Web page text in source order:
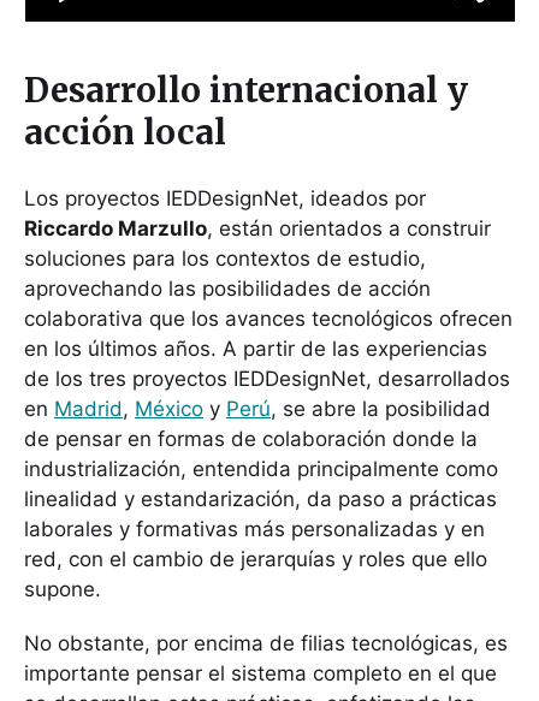
Desarrollo internacional y
acción local
Los proyectos IEDDesignNet, ideados por
Riccardo Marzullo, están orientados a construir
soluciones para los contextos de estudio,
aprovechando las posibilidades de acción
colaborativa que los avances tecnológicos ofrecen
en los últimos años. A partir de las experiencias
de los tres proyectos IEDDesignNet, desarrollados
en Madrid, México y Perú, se abre la posibilidad
de pensar en formas de colaboración donde la
industrialización, entendida principalmente como
linealidad y estandarización, da paso a prácticas
laborales y formativas más personalizadas y en
red, con el cambio de jerarquías y roles que ello
supone.
No obstante, por encima de filias tecnológicas, es
importante pensar el sistema completo en el que